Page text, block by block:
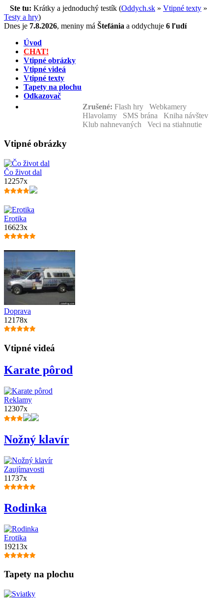
Ste tu: Krátky a jednoduchý testík (Oddych.sk » Vtipné texty »
Testy a hry)
Dnes je 7.8.2026, meniny má Štefánia a oddychuje 6 ľudí
Úvod
CHAT!
Vtipné obrázky
Vtipné videá
Vtipné texty
Tapety na plochu
Odkazovač
Zrušené: Flash hry Webkamery
Hlavolamy SMS brána Kniha návštev
Klub nahnevaných Veci na stiahnutie
Vtipné obrázky
Čo život dal
12257x
Erotika
16623x
Doprava
12178x
Vtipné videá
Karate pôrod
Reklamy
12307x
Nožný klavír
Zaujímavosti
11737x
Rodinka
Erotika
19213x
Tapety na plochu